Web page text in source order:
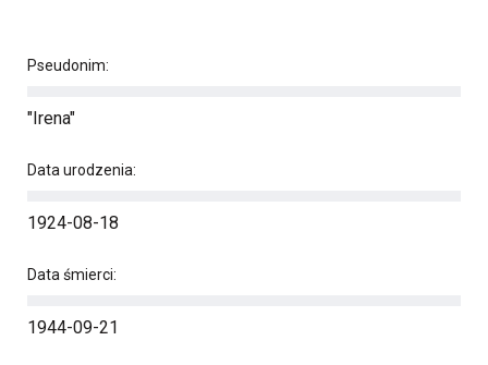
Pseudonim:
"Irena"
Data urodzenia:
1924-08-18
Data śmierci:
1944-09-21